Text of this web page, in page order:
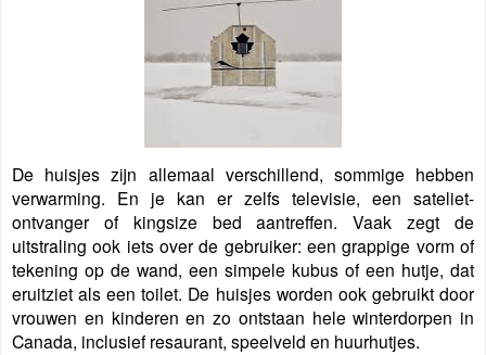
De huisjes zijn allemaal verschillend, sommige hebben
verwarming. En je kan er zelfs televisie, een sateliet-
ontvanger of kingsize bed aantreffen. Vaak zegt de
uitstraling ook iets over de gebruiker: een grappige vorm of
tekening op de wand, een simpele kubus of een hutje, dat
eruitziet als een toilet. De huisjes worden ook gebruikt door
vrouwen en kinderen en zo ontstaan hele winterdorpen in
Canada, inclusief resaurant, speelveld en huurhutjes.